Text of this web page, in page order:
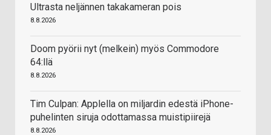
Ultrasta neljännen takakameran pois
8.8.2026
Doom pyörii nyt (melkein) myös Commodore
64:llä
8.8.2026
Tim Culpan: Applella on miljardin edestä iPhone-
puhelinten siruja odottamassa muistipiirejä
8.8.2026